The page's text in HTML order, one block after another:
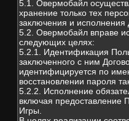
5.1. Овермобайл
хранение только тех
заключения и исполнения
5.2. Овермобайл вправе
следующих целях:
5.2.1. Идентификация
заключенного с ним
идентифицируется по
восстановлении пароля
5.2.2. Исполнение
включая предоставление
Игры.